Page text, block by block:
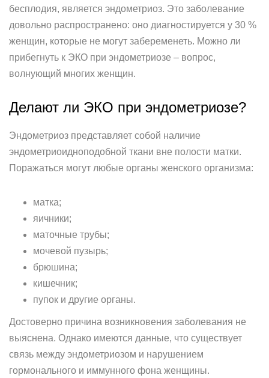
бесплодия, является эндометриоз. Это заболевание
довольно распространено: оно диагностируется у 30 %
женщин, которые не могут забеременеть. Можно ли
прибегнуть к ЭКО при эндометриозе – вопрос,
волнующий многих женщин.
Делают ли ЭКО при эндометриозе?
Эндометриоз представляет собой наличие
эндометриоидноподобной ткани вне полости матки.
Поражаться могут любые органы женского организма:
матка;
яичники;
маточные трубы;
мочевой пузырь;
брюшина;
кишечник;
пупок и другие органы.
Достоверно причина возникновения заболевания не
выяснена. Однако имеются данные, что существует
связь между эндометриозом и нарушением
гормонального и иммунного фона женщины.